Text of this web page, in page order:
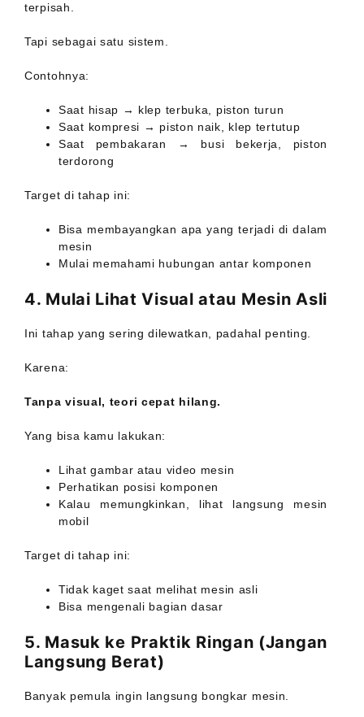
terpisah.
Tapi sebagai satu sistem.
Contohnya:
Saat hisap → klep terbuka, piston turun
Saat kompresi → piston naik, klep tertutup
Saat pembakaran → busi bekerja, piston
terdorong
Target di tahap ini:
Bisa membayangkan apa yang terjadi di dalam
mesin
Mulai memahami hubungan antar komponen
4. Mulai Lihat Visual atau Mesin Asli
Ini tahap yang sering dilewatkan, padahal penting.
Karena:
Tanpa visual, teori cepat hilang.
Yang bisa kamu lakukan:
Lihat gambar atau video mesin
Perhatikan posisi komponen
Kalau memungkinkan, lihat langsung mesin
mobil
Target di tahap ini:
Tidak kaget saat melihat mesin asli
Bisa mengenali bagian dasar
5. Masuk ke Praktik Ringan (Jangan
Langsung Berat)
Banyak pemula ingin langsung bongkar mesin.